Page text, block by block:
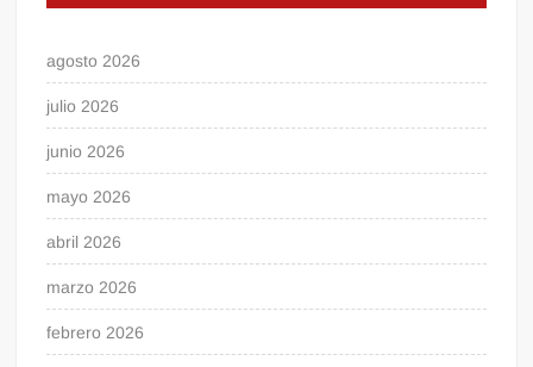
agosto 2026
julio 2026
junio 2026
mayo 2026
abril 2026
marzo 2026
febrero 2026